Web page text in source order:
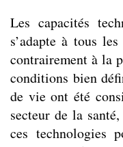
Les capacités
s’adapte à tous
contrairement à la
conditions bien
de vie ont été
secteur de la
ces technologies